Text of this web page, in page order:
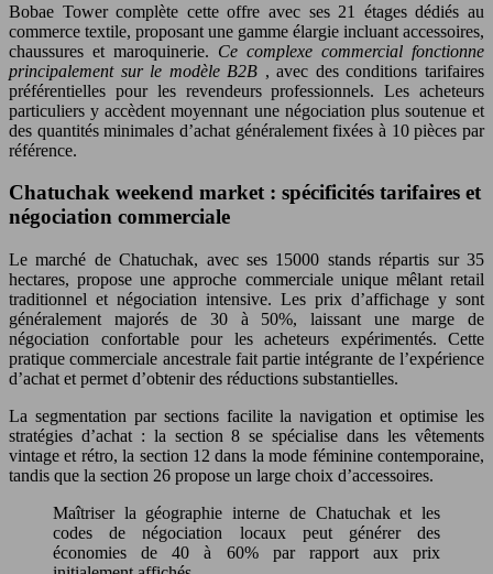
Bobae Tower complète cette offre avec ses 21 étages dédiés au
commerce textile, proposant une gamme élargie incluant accessoires,
chaussures et maroquinerie. Ce complexe commercial fonctionne
principalement sur le modèle B2B , avec des conditions tarifaires
préférentielles pour les revendeurs professionnels. Les acheteurs
particuliers y accèdent moyennant une négociation plus soutenue et
des quantités minimales d’achat généralement fixées à 10 pièces par
référence.
Chatuchak weekend market : spécificités tarifaires et
négociation commerciale
Le marché de Chatuchak, avec ses 15000 stands répartis sur 35
hectares, propose une approche commerciale unique mêlant retail
traditionnel et négociation intensive. Les prix d’affichage y sont
généralement majorés de 30 à 50%, laissant une marge de
négociation confortable pour les acheteurs expérimentés. Cette
pratique commerciale ancestrale fait partie intégrante de l’expérience
d’achat et permet d’obtenir des réductions substantielles.
La segmentation par sections facilite la navigation et optimise les
stratégies d’achat : la section 8 se spécialise dans les vêtements
vintage et rétro, la section 12 dans la mode féminine contemporaine,
tandis que la section 26 propose un large choix d’accessoires.
Maîtriser la géographie interne de Chatuchak et les
codes de négociation locaux peut générer des
économies de 40 à 60% par rapport aux prix